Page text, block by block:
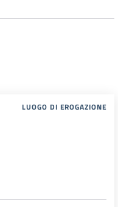
LUOGO DI EROGAZIONE